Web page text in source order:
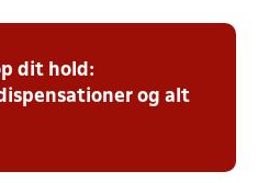
dit hold:
og alt